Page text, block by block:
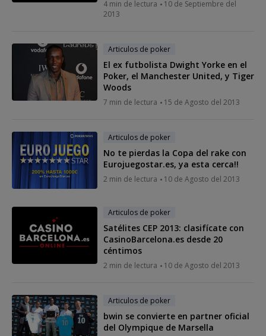
4 min de lectura
10 de Septiembre del
2013
Articulos de poker
El ex futbolista Dwight Yorke en el
Poker, el Manchester United, y Tiger
Woods
7 min de lectura 15 de Agosto del 2013
Articulos de poker
No te pierdas la Copa del rake con
Eurojuegostar.es, ya esta cerca!!
2 min de lectura 10 de Agosto del 2013
Articulos de poker
Satélites CEP 2013: clasifícate con
CasinoBarcelona.es desde 20
céntimos
2 min de lectura 10 de Agosto del 2013
Articulos de poker
bwin se convierte en partner oficial
del Olympique de Marsella